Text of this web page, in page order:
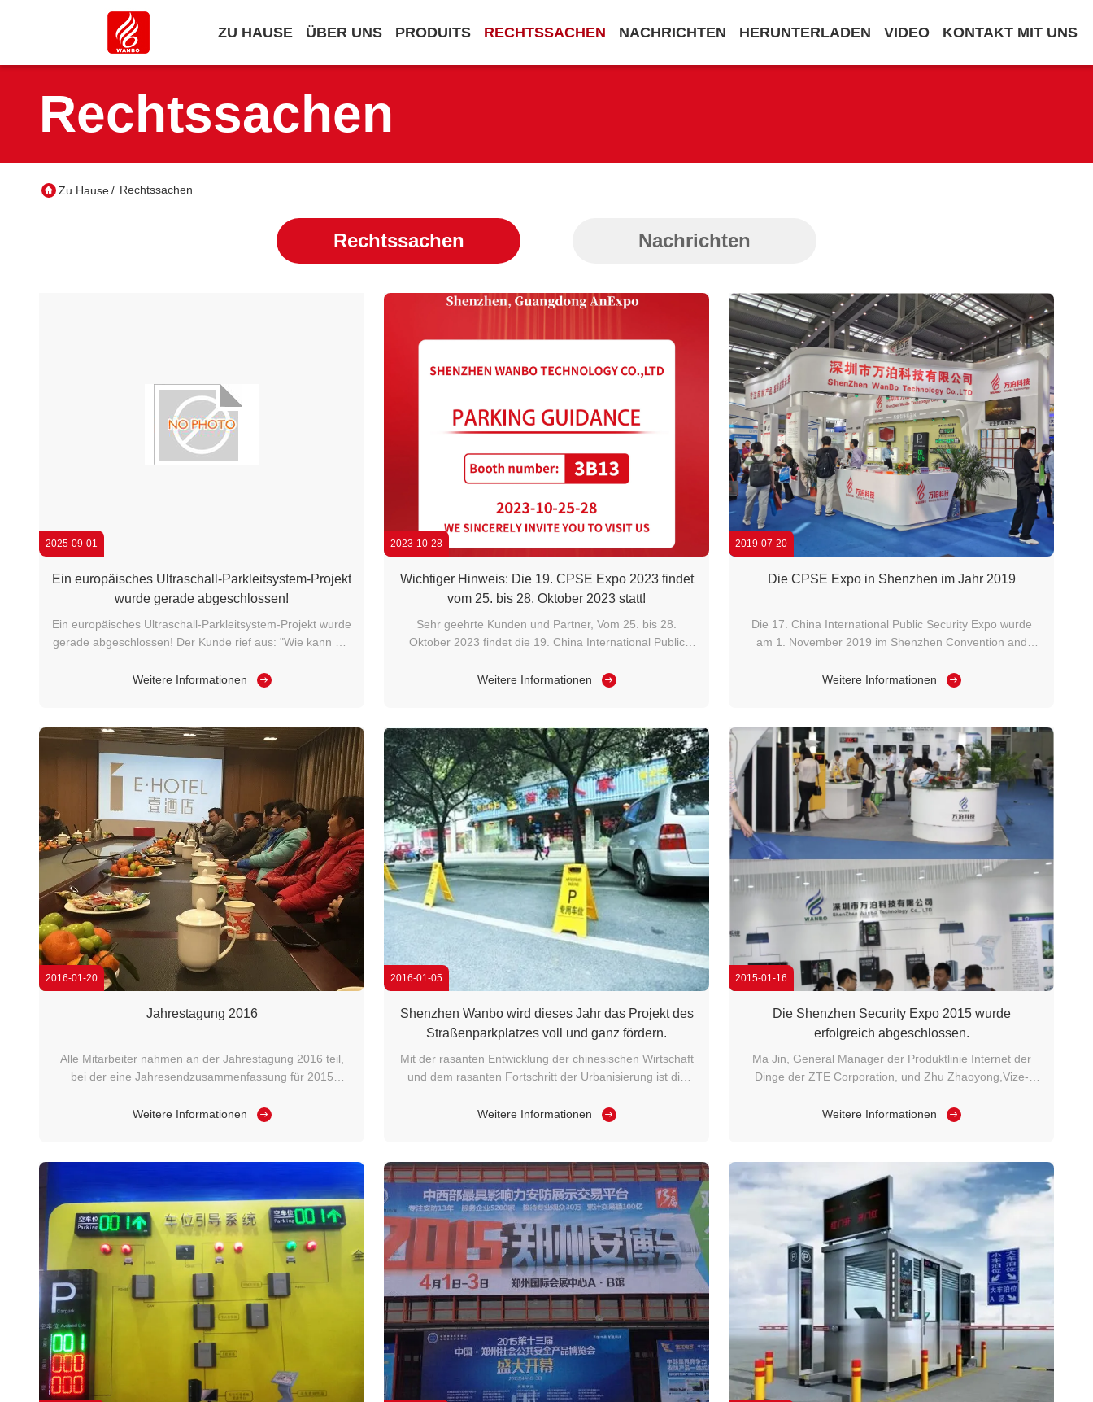
ZU HAUSE ÜBER UNS PRODUITS RECHTSSACHEN NACHRICHTEN HERUNTERLADEN VIDEO KONTAKT MIT UNS
Rechtssachen
Zu Hause/ Rechtssachen
Rechtssachen Nachrichten
2025-09-01
Ein europäisches Ultraschall-Parkleitsystem-Projekt
wurde gerade abgeschlossen!
Ein europäisches Ultraschall-Parkleitsystem-Projekt wurde
gerade abgeschlossen! Der Kunde rief aus: "Wie kann die
uns, unser neu fertiggestelltes integriertes Ultraschall-
Weitere Informationen
2023-10-28
Wichtiger Hinweis: Die 19. CPSE Expo 2023 findet
vom 25. bis 28. Oktober 2023 statt!
Sehr geehrte Kunden und Partner, Vom 25. bis 28.
Oktober 2023 findet die 19. China International Public
genannt) statt.zusammen mit der Global Digital City
Weitere Informationen
2019-07-20
Die CPSE Expo in Shenzhen im Jahr 2019
Die 17. China International Public Security Expo wurde
am 1. November 2019 im Shenzhen Convention and
von Produkten für intelligente Parksysteme nutzte Wanbo
Weitere Informationen
2016-01-20
Jahrestagung 2016
Alle Mitarbeiter nahmen an der Jahrestagung 2016 teil,
bei der eine Jahresendzusammenfassung für 2015
Weitere Informationen
2016-01-05
Shenzhen Wanbo wird dieses Jahr das Projekt des
Straßenparkplatzes voll und ganz fördern.
Mit der rasanten Entwicklung der chinesischen Wirtschaft
und dem rasanten Fortschritt der Urbanisierung ist die
Tragfähigkeit der Straßen und die Parkplatzkapazität der
Weitere Informationen
2015-01-16
Die Shenzhen Security Expo 2015 wurde
erfolgreich abgeschlossen.
Ma Jin, General Manager der Produktlinie Internet der
Dinge der ZTE Corporation, und Zhu Zhaoyong,Vize-
Internet der Dinge in Sichuan und stellvertretender
Weitere Informationen